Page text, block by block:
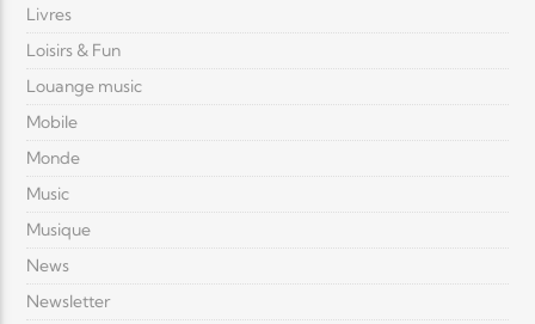
Livres
Loisirs & Fun
Louange music
Mobile
Monde
Music
Musique
News
Newsletter